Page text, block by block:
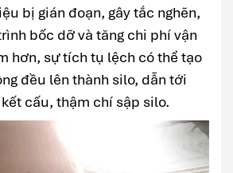
bị gián đoạn, gây tắc nghẽn,
bốc dỡ và tăng chi phí vận
hơn, sự tích tụ lệch có thể tạo
đều lên thành silo, dẫn tới
cấu, thậm chí sập silo.